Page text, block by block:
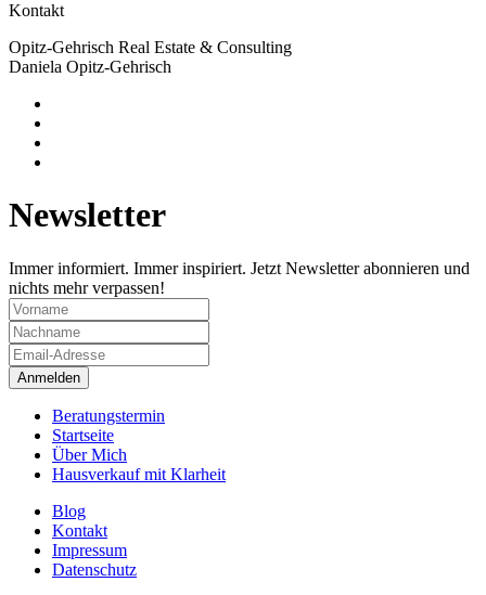
Kontakt
Opitz-Gehrisch Real Estate & Consulting
Daniela Opitz-Gehrisch
Newsletter
Immer informiert. Immer inspiriert. Jetzt Newsletter abonnieren und
nichts mehr verpassen!
Anmelden
Beratungstermin
Startseite
Über Mich
Hausverkauf mit Klarheit
Blog
Kontakt
Impressum
Datenschutz